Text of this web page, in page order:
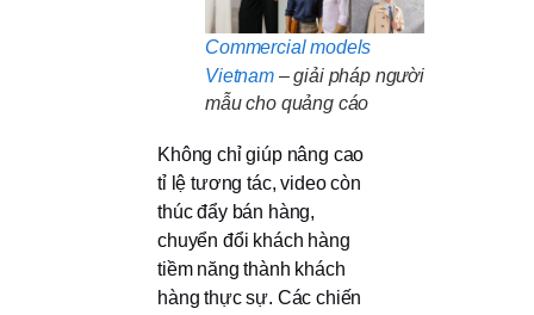
Commercial models
Vietnam– giải pháp người
mẫu cho quảng cáo
Không chỉ giúp nâng cao
tỉ lệ tương tác, video còn
thúc đẩy bán hàng,
chuyển đổi khách hàng
tiềm năng thành khách
hàng thực sự. Các chiến